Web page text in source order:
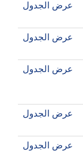
عرض الجدول
عرض الجدول
عرض الجدول
عرض الجدول
عرض الجدول